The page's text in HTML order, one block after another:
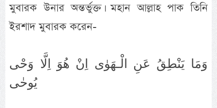
মুবারক উনার অন্তর্ভুক্ত। মহান আল্লাহ পাক তিনি
ইরশাদ মুবারক করেন-
وَمَا يَنْطِقُ عَنِ الْـهَوٰى اِنْ هُوَ اِلَّا وَحْى
يُوحٰى